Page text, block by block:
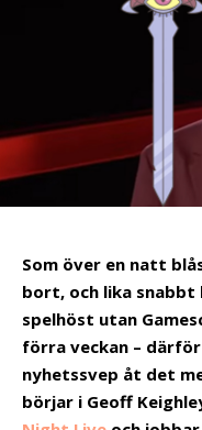
Som över en natt
bort, och lika snabbt
spelhöst utan
förra veckan –
nyhetssvep åt det
börjar i Geoff